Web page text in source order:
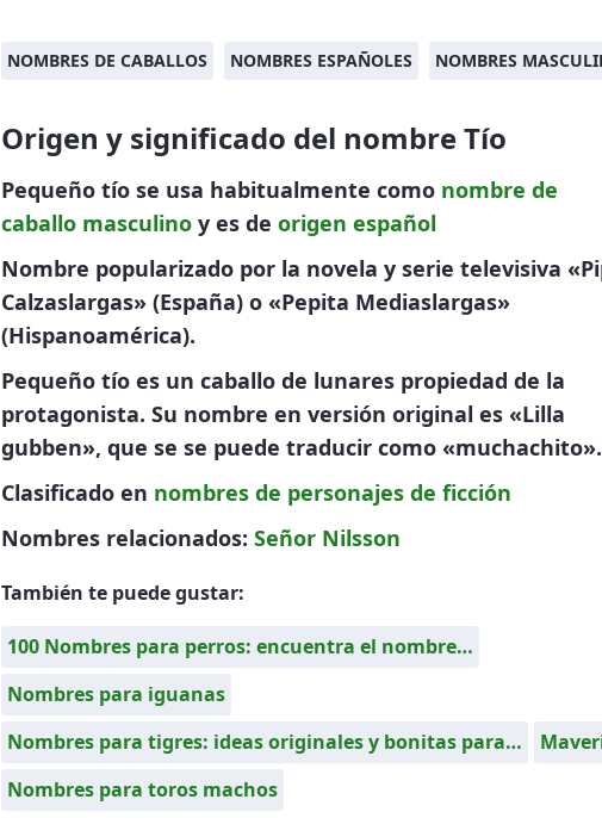
NOMBRES DE CABALLOS NOMBRES ESPAÑOLES NOMBRES
Origen y significado del nombre Tío
Pequeño tío se usa habitualmente como nombre de
caballo masculino y es de origen español
Nombre popularizado por la novela y serie televisiva
Calzaslargas» (España) o «Pepita Mediaslargas»
(Hispanoamérica).
Pequeño tío es un caballo de lunares propiedad de la
protagonista. Su nombre en versión original es «Lilla
gubben», que se se puede traducir como «muchachito».
Clasificado en nombres de personajes de ficción
Nombres relacionados: Señor Nilsson
También te puede gustar:
100 Nombres para perros: encuentra el nombre…
Nombres para iguanas
Nombres para tigres: ideas originales y bonitas para…
Nombres para toros machos